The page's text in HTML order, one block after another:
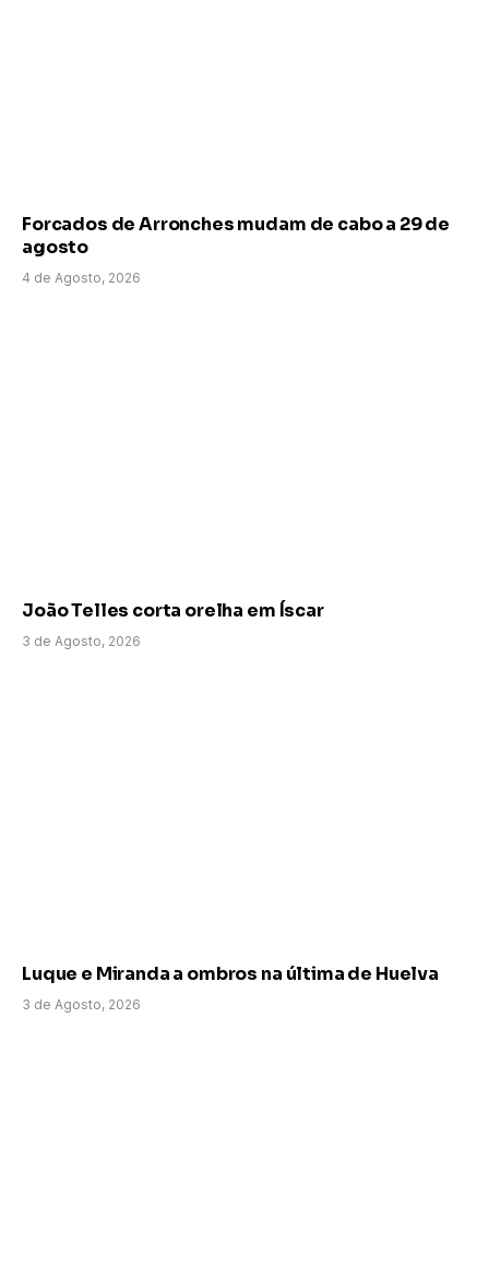
Forcados de Arronches mudam de cabo a 29 de
agosto
4 de Agosto, 2026
João Telles corta orelha em Íscar
3 de Agosto, 2026
Luque e Miranda a ombros na última de Huelva
3 de Agosto, 2026